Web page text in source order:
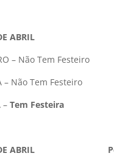
ABRIL
– Não Tem Festeiro
– Não Tem Festeiro
– Tem Festeira
29 DE ABRIL